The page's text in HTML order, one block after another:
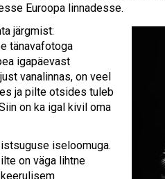
Euroopa linnadesse.
järgmist:
tänavafotoga
igapäevast
vanalinnas, on veel
ja pilte otsides tuleb
on ka igal kivil oma
iseloomuga.
on väga lihtne